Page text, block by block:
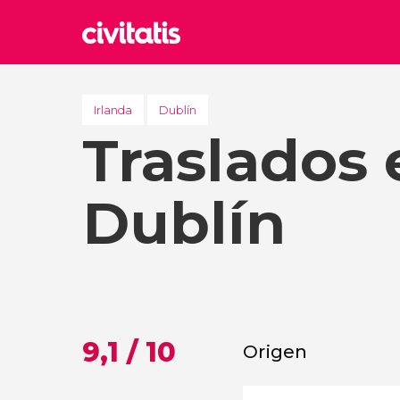
Reino
Irlanda Dublín
Traslados
Dublín
9,1 / 10 Origen